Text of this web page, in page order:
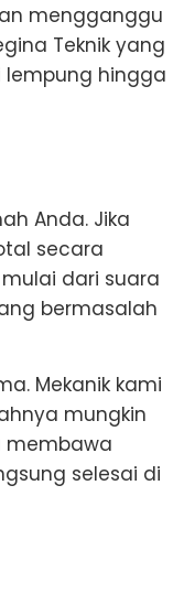
mengganggu
Teknik yang
hingga
Anda. Jika
secara
dari suara
bermasalah
Mekanik kami
mungkin
membawa
selesai di